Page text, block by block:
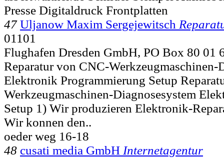
Presse Digitaldruck Frontplatten
47 Uljanow Maxim Sergejewitsch
01101
Flughafen Dresden GmbH, PO Box 80 01
Reparatur von CNC-Werkzeugmaschinen-
Elektronik Programmierung Setup
Werkzeugmaschinen-Diagnosesystem
Setup 1) Wir produzieren Elektronik-
Wir konnen den..
oeder weg 16-18
48 cusati media GmbH Internetagentur